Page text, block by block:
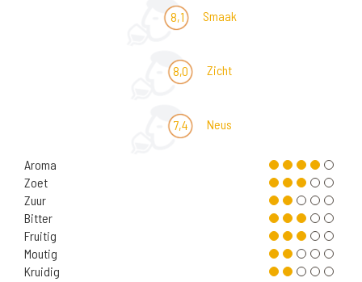
8,1 Smaak
8,0 Zicht
7,4 Neus
Aroma
Zoet
Zuur
Bitter
Fruitig
Moutig
Kruidig